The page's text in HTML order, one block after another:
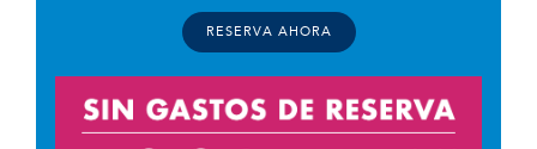
RESERVA AHORA